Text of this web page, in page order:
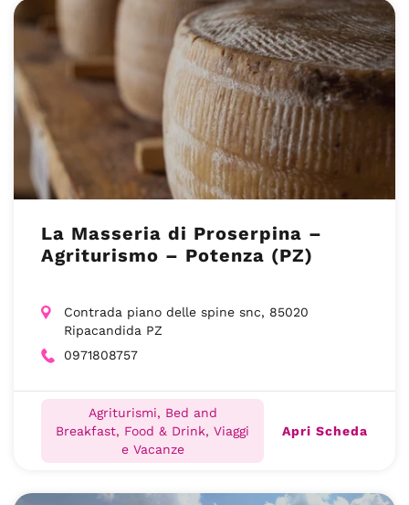
La Masseria di Proserpina –
Agriturismo – Potenza (PZ)
Contrada piano delle spine snc, 85020
Ripacandida PZ
0971808757
Agriturismi, Bed and
Breakfast, Food & Drink, Viaggi
e Vacanze
Apri Scheda